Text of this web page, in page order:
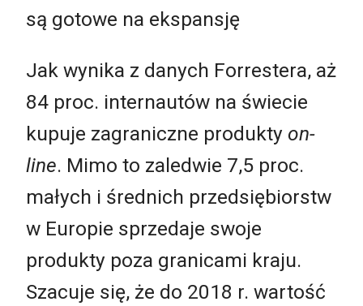
są gotowe na ekspansję
Jak wynika z danych Forrestera, aż
84 proc. internautów na świecie
kupuje zagraniczne produkty on-
line. Mimo to zaledwie 7,5 proc.
małych i średnich przedsiębiorstw
w Europie sprzedaje swoje
produkty poza granicami kraju.
Szacuje się, że do 2018 r. wartość